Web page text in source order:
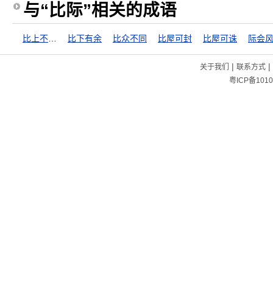
与“比际”相关的成语
比下有余 比众不同 比屋可封 比屋可诛 际会
关于我们 | 联系方式|
粤ICP备